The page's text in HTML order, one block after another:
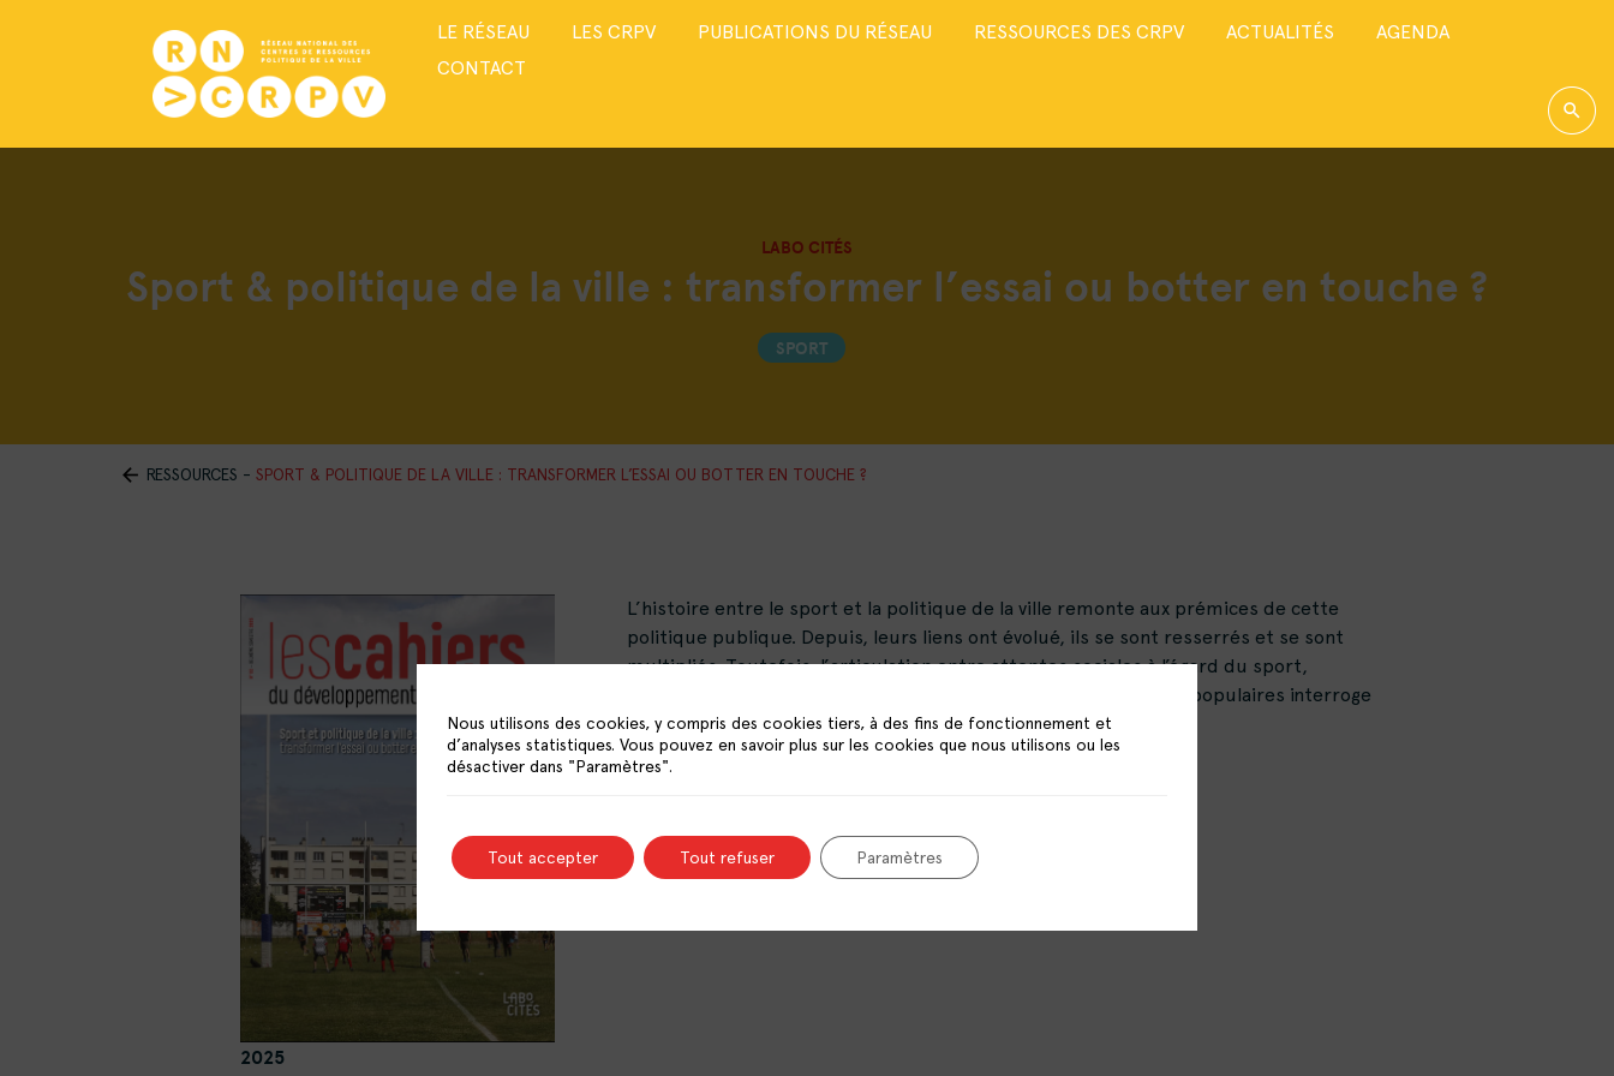
LE RÉSEAU LES CRPV PUBLICATIONS DU RÉSEAU RESSOURCES DES CRPV ACTUALITÉS
AGENDA
CONTACT
LABO CITÉS
Sport & politique de la ville : transformer l’essai ou botter en touche ?
SPORT
RESSOURCES - SPORT & POLITIQUE DE LA VILLE : TRANSFORMER L’ESSAI OU BOTTER EN TOUCHE ?
2025
L’histoire entre le sport et la politique de la ville remonte aux prémices de cette
politique publique. Depuis, leurs liens ont évolué, ils se sont resserrés et se sont
multipliés. Toutefois, l’articulation entre attentes sociales à l’égard du sport,
réponses institutionnelles et réalités vécues dans les quartiers populaires interroge
toujours
en savoir +
Nous utilisons des cookies, y compris des cookies tiers, à des fins de fonctionnement et
d’analyses statistiques. Vous pouvez en savoir plus sur les cookies que nous utilisons ou les
désactiver dans "Paramètres".
Tout accepter Tout refuser Paramètres